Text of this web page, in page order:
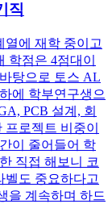
직
열에 재학 중이고
학점은 4점대이
탕으로 토스 AL
에 학부연구생으
PCB 설계, 회
로젝트 비중이
이 줄어들어 학
직접 해보니 코
벨도 중요하다고
을 계속하며 하드